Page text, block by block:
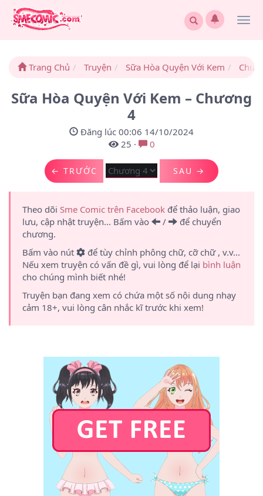
Trang Chủ Truyện Sữa Hòa Quyện Với Kem
Sữa Hòa Quyện Với Kem – Chương
4
Đăng lúc 00:06 14/10/2024
25 · 0
← TRƯỚC SAU →
Theo dõi Sme Comic trên Facebook để thảo luận, giao
lưu, cập nhật truyện... Bấm vào
/
để chuyển
chương.
Bấm vào nút
để tùy chỉnh phông chữ, cỡ chữ , v.v...
Nếu xem truyện có vấn đề gì, vui lòng để lại bình luận
cho chúng mình biết nhé!
Truyện bạn đang xem có chứa một số nội dung nhạy
cảm 18+, vui lòng cân nhắc kĩ trước khi xem!